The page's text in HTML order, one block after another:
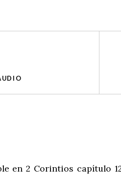
en 2 Corintios capítulo